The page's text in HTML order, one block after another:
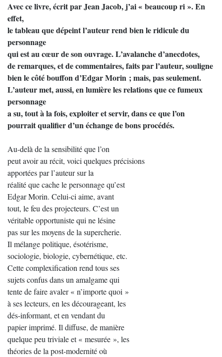
Avec ce livre, écrit par Jean Jacob, j’ai « beaucoup ri ». En
effet,
le tableau que dépeint l’auteur rend bien le ridicule du
personnage
qui est au cœur de son ouvrage. L’avalanche d’anecdotes,
de remarques, et de commentaires, faits par l’auteur, souligne
bien le côté bouffon d’Edgar Morin ; mais, pas seulement.
L’auteur met, aussi, en lumière les relations que ce fumeux
personnage
a su, tout à la fois, exploiter et servir, dans ce que l’on
pourrait qualifier d’un échange de bons procédés.
Au-delà de la sensibilité que l’on
peut avoir au récit, voici quelques précisions
apportées par l’auteur sur la
réalité que cache le personnage qu’est
Edgar Morin. Celui-ci aime, avant
tout, le feu des projecteurs. C’est un
véritable opportuniste qui ne lésine
pas sur les moyens de la supercherie.
Il mélange politique, ésotérisme,
sociologie, biologie, cybernétique, etc.
Cette complexification rend tous ses
sujets confus dans un amalgame qui
tente de faire avaler « n’importe quoi »
à ses lecteurs, en les décourageant, les
dés-informant, et en vendant du
papier imprimé. Il diffuse, de manière
quelque peu triviale et « mesurée », les
théories de la post-modernité où